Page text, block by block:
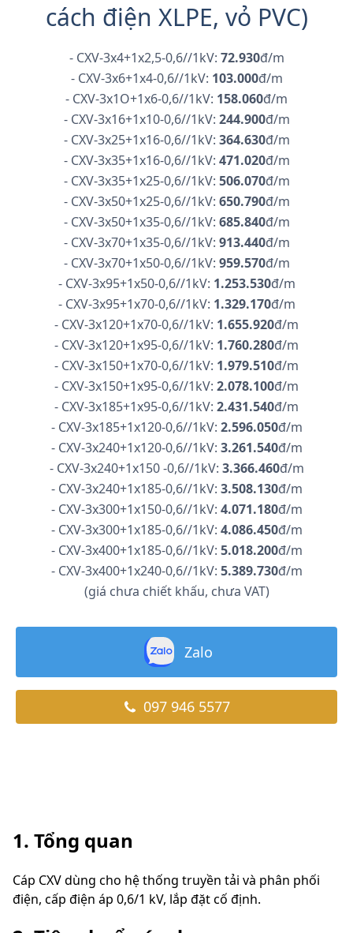
cách điện XLPE, vỏ PVC)
- CXV-3x4+1x2,5-0,6//1kV: 72.930đ/m
- CXV-3x6+1x4-0,6//1kV: 103.000đ/m
- CXV-3x1O+1x6-0,6//1kV: 158.060đ/m
- CXV-3x16+1x10-0,6//1kV: 244.900đ/m
- CXV-3x25+1x16-0,6//1kV: 364.630đ/m
- CXV-3x35+1x16-0,6//1kV: 471.020đ/m
- CXV-3x35+1x25-0,6//1kV : 506.070đ/m
- CXV-3x50+1x25-0,6//1kV: 650.790đ/m
- CXV-3x50+1x35-0,6//1kV: 685.840đ/m
- CXV-3x70+1x35-0,6//1kV: 913.440đ/m
- CXV-3x70+1x50-0,6//1kV: 959.570đ/m
- CXV-3x95+1x50-0,6//1kV: 1.253.530đ/m
- CXV-3x95+1x70-0,6//1kV: 1.329.170đ/m
- CXV-3x120+1x70-0,6//1kV: 1.655.920đ/m
- CXV-3x120+1x95-0,6//1kV: 1.760.280đ/m
- CXV-3x150+1x70-0,6//1kV: 1.979.510đ/m
- CXV-3x150+1x95-0,6//1kV: 2.078.100đ/m
- CXV-3x185+1x95-0,6//1kV: 2.431.540đ/m
- CXV-3x185+1x120-0,6//1kV: 2.596.050đ/m
- CXV-3x240+1x120-0,6//1kV: 3.261.540đ/m
- CXV-3x240+1x150 -0,6//1kV: 3.366.460đ/m
- CXV-3x240+1x185-0,6//1kV: 3.508.130đ/m
- CXV-3x300+1x150-0,6//1kV: 4.071.180đ/m
- CXV-3x300+1x185-0,6//1kV: 4.086.450đ/m
- CXV-3x400+1x185-0,6//1kV: 5.018.200đ/m
- CXV-3x400+1x240-0,6//1kV: 5.389.730đ/m
(giá chưa chiết khấu, chưa VAT)
Zalo
097 946 5577
1. Tổng quan
Cáp CXV dùng cho hệ thống truyền tải và phân phối
điện, cấp điện áp 0,6/1 kV, lắp đặt cố định.